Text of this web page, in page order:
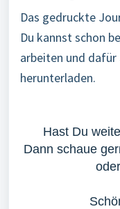
Das gedruckte
Du kannst schon
arbeiten und dafür
herunterladen.
Hast Du
Dann schaue
oder